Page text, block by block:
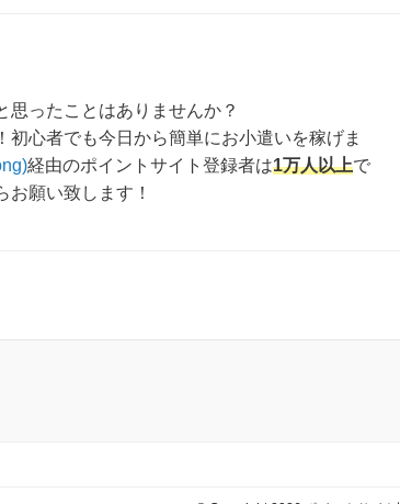
思ったことはありませんか？
初心者でも今日から簡単にお小遣いを稼げま
経由のポイントサイト登録者は1万人以上で
お願い致します！